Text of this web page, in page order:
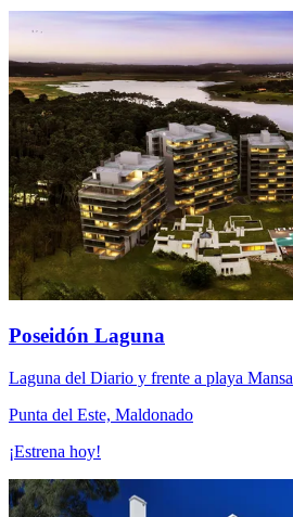
Poseidón Laguna
Laguna del Diario y frente a playa Mansa
Punta del Este, Maldonado
¡Estrena hoy!